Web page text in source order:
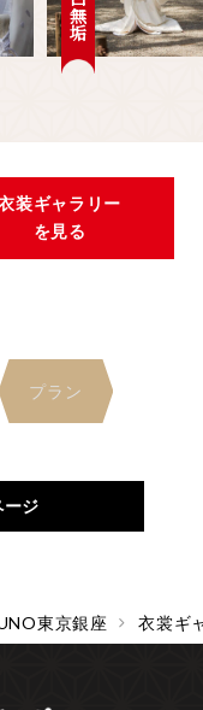
東京銀座 衣裳ギ
白無垢
装ギャラリー
を見る
プラン
ージ